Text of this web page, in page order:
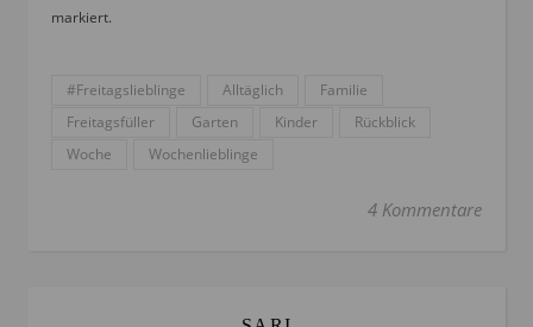
markiert.
#Freitagslieblinge Alltäglich
Familie
Freitagsfüller
Garten Kinder
Rückblick
Woche
Wochenlieblinge
4 Kommentare